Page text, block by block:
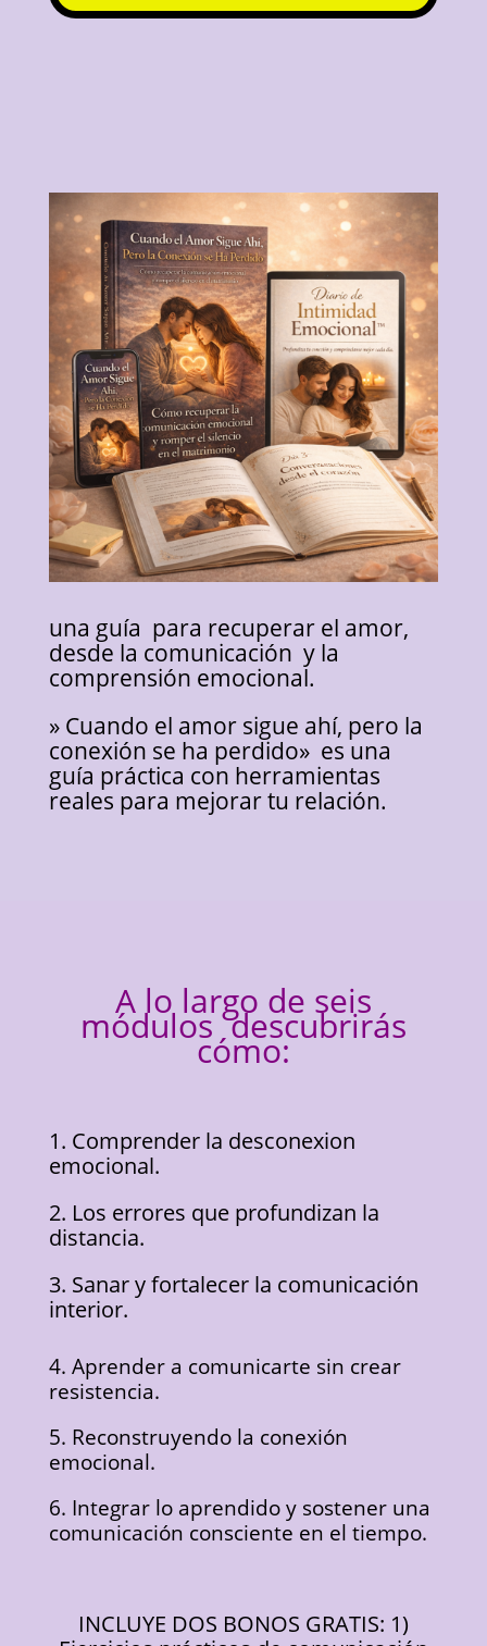
una guía para recuperar el amor,
desde la comunicación y la
comprensión emocional.
» Cuando el amor sigue ahí, pero la
conexión se ha perdido» es una
guía práctica con herramientas
reales para mejorar tu relación.
A lo largo de seis
módulos descubrirás
cómo:
1. Comprender la desconexion
emocional.
2. Los errores que profundizan la
distancia.
3. Sanar y fortalecer la comunicación
interior.
4. Aprender a comunicarte sin crear
resistencia.
5. Reconstruyendo la conexión
emocional.
6. Integrar lo aprendido y sostener una
comunicación consciente en el tiempo.
INCLUYE DOS BONOS GRATIS: 1)